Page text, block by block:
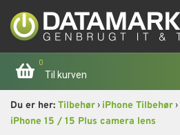
0
Til kurven
Forside
Du er her: Tilbehør› iPhone Tilbehør›
iPhone 15 / 15 Plus camera lens